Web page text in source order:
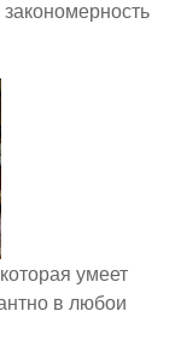
умеет
в любои